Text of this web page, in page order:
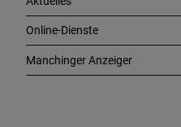
Online-Dienste
Manchinger Anzeiger